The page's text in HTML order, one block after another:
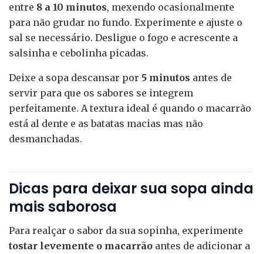
entre 8 a 10 minutos, mexendo ocasionalmente
para não grudar no fundo. Experimente e ajuste o
sal se necessário. Desligue o fogo e acrescente a
salsinha e cebolinha picadas.
Deixe a sopa descansar por 5 minutos antes de
servir para que os sabores se integrem
perfeitamente. A textura ideal é quando o macarrão
está al dente e as batatas macias mas não
desmanchadas.
Dicas para deixar sua sopa ainda
mais saborosa
Para realçar o sabor da sua sopinha, experimente
tostar levemente o macarrão antes de adicionar a